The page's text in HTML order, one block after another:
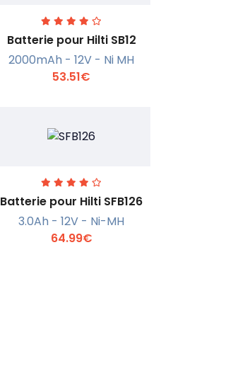
En savoir +
Batterie pour Hilti SB12
2000mAh - 12V - Ni MH
53.51€
En savoir +
Batterie pour Hilti SFB126
3.0Ah - 12V - Ni-MH
64.99€